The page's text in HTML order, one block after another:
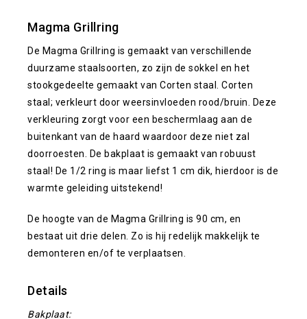
Magma Grillring
De Magma Grillring is gemaakt van verschillende
duurzame staalsoorten, zo zijn de sokkel en het
stookgedeelte gemaakt van Corten staal. Corten
staal; verkleurt door weersinvloeden rood/bruin. Deze
verkleuring zorgt voor een beschermlaag aan de
buitenkant van de haard waardoor deze niet zal
doorroesten. De bakplaat is gemaakt van robuust
staal! De 1/2 ring is maar liefst 1 cm dik, hierdoor is de
warmte geleiding uitstekend!
De hoogte van de Magma Grillring is 90 cm, en
bestaat uit drie delen. Zo is hij redelijk makkelijk te
demonteren en/of te verplaatsen.
Details
Bakplaat: